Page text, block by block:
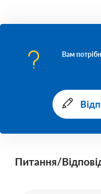
Вам
Питання/